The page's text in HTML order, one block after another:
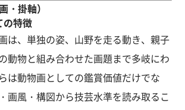
・掛軸）
の特徴
は、単独の姿、山野を走る動き、親子
動物と組み合わせた画題まで多岐にわ
は動物画としての鑑賞価値だけでな
画風・構図から技芸水準を読み取るこ